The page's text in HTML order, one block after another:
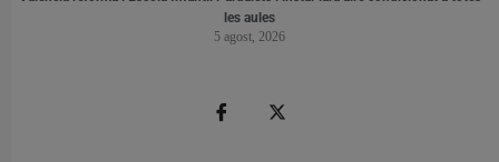
les aules
5 agost, 2026